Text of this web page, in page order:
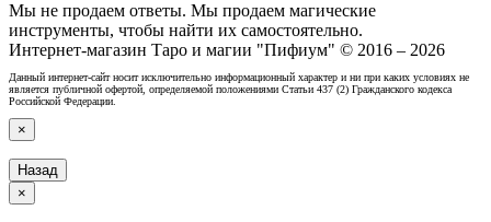
Мы не продаем ответы. Мы продаем магические
инструменты, чтобы найти их самостоятельно.
Интернет-магазин Таро и магии "Пифиум" © 2016 – 2026
Данный интернет-сайт носит исключительно информационный характер и ни при каких условиях не
является публичной офертой, определяемой положениями Статьи 437 (2) Гражданского кодекса
Российской Федерации.
×
Назад
×